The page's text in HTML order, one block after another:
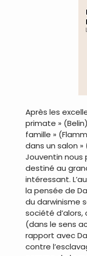
Après les
primate »
famille »
dans un salon »
Jouventin nous
destiné au
intéressant.
la pensée de
du darwinisme
société
(dans le sens
rapport avec
contre